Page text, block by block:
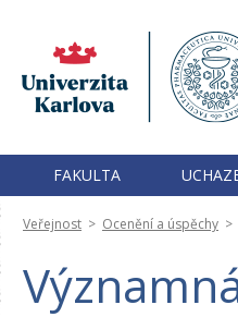
FAKULTA
Veřejnost > Ocenění a úspěchy >